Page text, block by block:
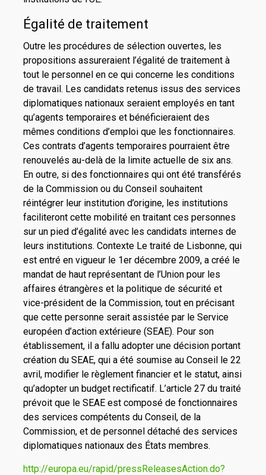
Égalité de traitement
Outre les procédures de sélection ouvertes, les
propositions assureraient l’égalité de traitement à
tout le personnel en ce qui concerne les conditions
de travail. Les candidats retenus issus des services
diplomatiques nationaux seraient employés en tant
qu’agents temporaires et bénéficieraient des
mêmes conditions d’emploi que les fonctionnaires.
Ces contrats d’agents temporaires pourraient être
renouvelés au-delà de la limite actuelle de six ans.
En outre, si des fonctionnaires qui ont été transférés
de la Commission ou du Conseil souhaitent
réintégrer leur institution d’origine, les institutions
faciliteront cette mobilité en traitant ces personnes
sur un pied d’égalité avec les candidats internes de
leurs institutions. Contexte Le traité de Lisbonne, qui
est entré en vigueur le 1er décembre 2009, a créé le
mandat de haut représentant de l’Union pour les
affaires étrangères et la politique de sécurité et
vice-président de la Commission, tout en précisant
que cette personne serait assistée par le Service
européen d’action extérieure (SEAE). Pour son
établissement, il a fallu adopter une décision portant
création du SEAE, qui a été soumise au Conseil le 22
avril, modifier le règlement financier et le statut, ainsi
qu’adopter un budget rectificatif. L’article 27 du traité
prévoit que le SEAE est composé de fonctionnaires
des services compétents du Conseil, de la
Commission, et de personnel détaché des services
diplomatiques nationaux des États membres.
http://europa.eu/rapid/pressReleasesAction.do?